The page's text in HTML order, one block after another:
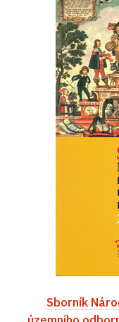
Sborník